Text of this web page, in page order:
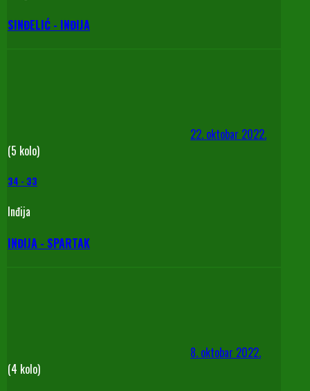
SINĐELIĆ - INĐIJA
22. oktobar 2022.
(5 kolo)
34 - 33
Inđija
INĐIJA - SPARTAK
8. oktobar 2022.
(4 kolo)